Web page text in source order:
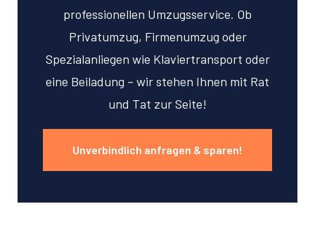
professionellen Umzugsservice. Ob
Privatumzug, Firmenumzug oder
Spezialanliegen wie Klaviertransport oder
eine Beiladung – wir stehen Ihnen mit Rat
und Tat zur Seite!
Unverbindlich anfragen & sparen!